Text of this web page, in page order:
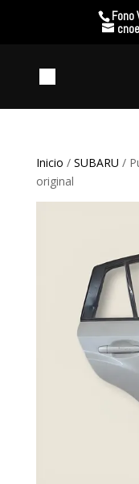
Inicio / SUBARU /
original